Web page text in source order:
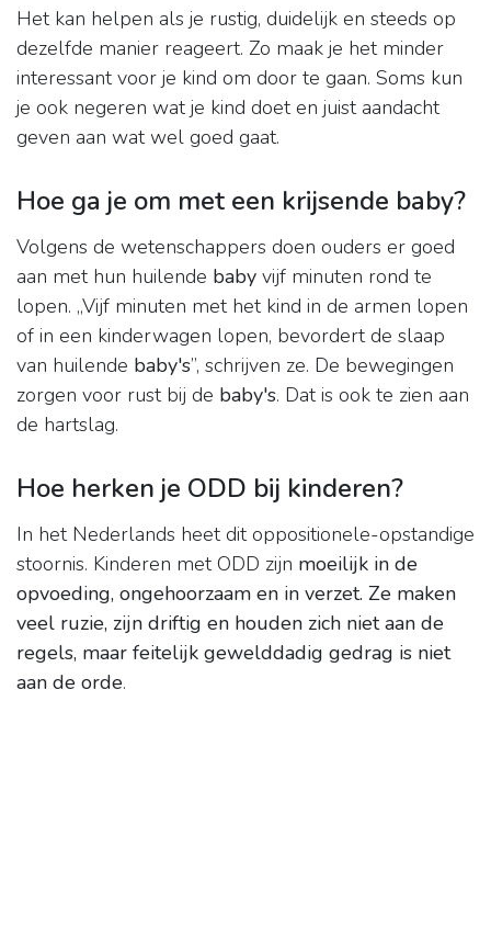
Het kan helpen als je rustig, duidelijk en steeds op
dezelfde manier reageert. Zo maak je het minder
interessant voor je kind om door te gaan. Soms kun
je ook negeren wat je kind doet en juist aandacht
geven aan wat wel goed gaat.
Hoe ga je om met een krijsende baby?
Volgens de wetenschappers doen ouders er goed
aan met hun huilende baby vijf minuten rond te
lopen. „Vijf minuten met het kind in de armen lopen
of in een kinderwagen lopen, bevordert de slaap
van huilende baby's”, schrijven ze. De bewegingen
zorgen voor rust bij de baby's. Dat is ook te zien aan
de hartslag.
Hoe herken je ODD bij kinderen?
In het Nederlands heet dit oppositionele-opstandige
stoornis. Kinderen met ODD zijn moeilijk in de
opvoeding, ongehoorzaam en in verzet. Ze maken
veel ruzie, zijn driftig en houden zich niet aan de
regels, maar feitelijk gewelddadig gedrag is niet
aan de orde.